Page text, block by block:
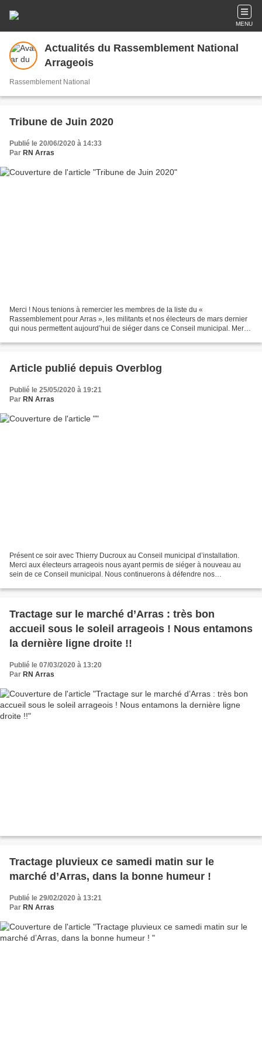
MENU
Actualités du Rassemblement National
Arrageois
Rassemblement National
Tribune de Juin 2020
Publié le 20/06/2020 à 14:33
Par RN Arras
Merci ! Nous tenions à remercier les membres de la liste du «
Rassemblement pour Arras », les militants et nos électeurs de mars dernier
qui nous permettent aujourd’hui de siéger dans ce Conseil municipal. Merci
Article publié depuis Overblog
Publié le 25/05/2020 à 19:21
Par RN Arras
Présent ce soir avec Thierry Ducroux au Conseil municipal d’installation.
Merci aux électeurs arrageois nous ayant permis de siéger à nouveau au
sein de ce Conseil municipal. Nous continuerons à défendre nos
Tractage sur le marché d’Arras : très bon
accueil sous le soleil arrageois ! Nous entamons
la dernière ligne droite !!
Publié le 07/03/2020 à 13:20
Par RN Arras
Tractage pluvieux ce samedi matin sur le
marché d’Arras, dans la bonne humeur !
Publié le 29/02/2020 à 13:21
Par RN Arras